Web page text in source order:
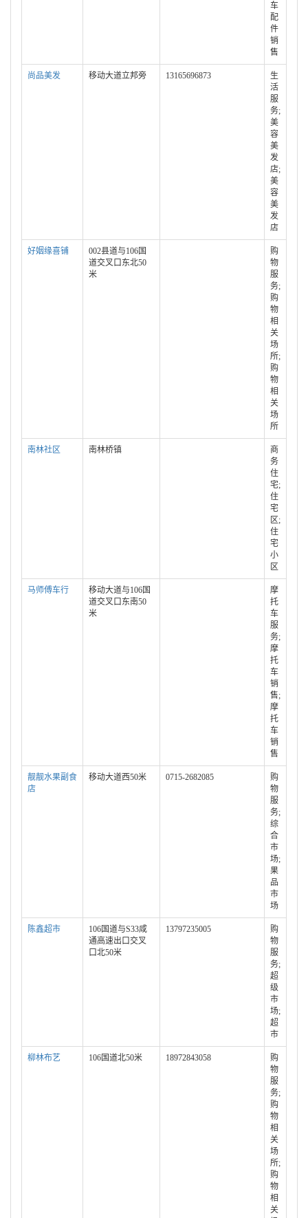
车
配
件
销
售
尚品美发 移动大道立邦旁 13165696873
生
活
服
务;
美
容
美
发
店;
美
容
美
发
店
好姻缘喜铺
002县道与106国
道交叉口东北50
米
购
物
服
务;
购
物
相
关
场
所;
购
物
相
关
场
所
南林社区 南林桥镇
商
务
住
宅;
住
宅
区;
住
宅
小
区
马师傅车行
移动大道与106国
道交叉口东南50
米
摩
托
车
服
务;
摩
托
车
销
售;
摩
托
车
销
售
靓靓水果副食
店
移动大道西50米 0715-2682085
购
物
服
务;
综
合
市
场;
果
品
市
场
陈鑫超市
106国道与S33咸
通高速出口交叉
口北50米
13797235005
购
物
服
务;
超
级
市
场;
超
市
柳林布艺 106国道北50米 18972843058
购
物
服
务;
购
物
相
关
场
所;
购
物
相
关